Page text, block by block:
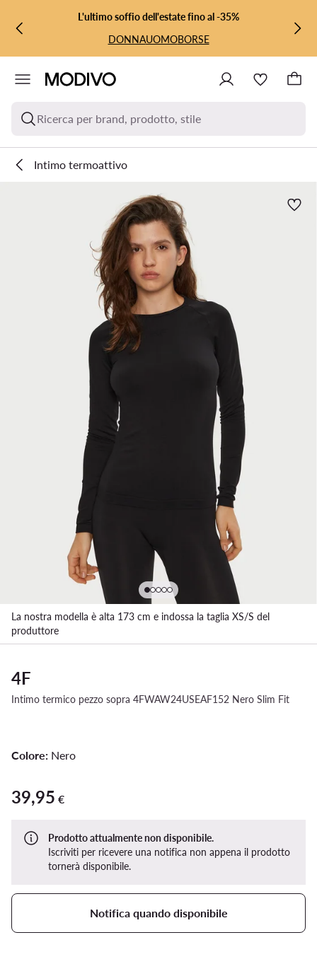
VAI AL CONTENUTO PRINCIPALE
VAI ALLA RICERCAL'ultimo soffio dell'estate fino al -35%
DONNAUOMOBORSE
Ricerca per brand, prodotto, stile
Intimo termoattivo
La nostra modella è alta 173 cm e indossa la taglia XS/S del
produttore
4F
Intimo termico pezzo sopra 4FWAW24USEAF152 Nero Slim Fit
Colore: Nero
39,95 €
39,95 €
Prodotto attualmente non disponibile.
Iscriviti per ricevere una notifica non appena il prodotto
tornerà disponibile.
Notifica quando disponibile